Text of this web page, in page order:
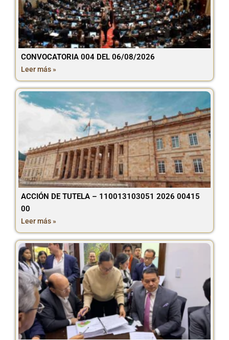
CONVOCATORIA 004 DEL 06/08/2026
Leer más »
ACCIÓN DE TUTELA – 110013103051 2026 00415
00
Leer más »